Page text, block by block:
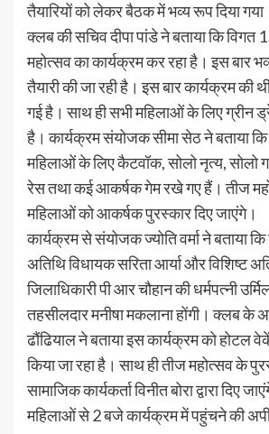
तैयारियों को लेकर बैठक में भव्य रूप दिया
क्लब की सचिव दीपा पांडे ने बताया कि विगत
महोत्सव का कार्यक्रम कर रहा है। इस बार
तैयारी की जा रही है। इस बार कार्यक्रम की
गई है। साथ ही सभी महिलाओं के लिए ग्रीन
है। कार्यक्रम संयोजक सीमा सेठ ने बताया
महिलाओं के लिए कैटवॉक, सोलो नृत्य, सोलो
रेस तथा कई आकर्षक गेम रखे गए हैं। तीज
महिलाओं को आकर्षक पुरस्कार दिए जाएंगे।
कार्यक्रम से संयोजक ज्योति वर्मा ने बताया
अतिथि विधायक सरिता आर्या और विशिष्ट
जिलाधिकारी पी आर चौहान की धर्मपत्नी
तहसीलदार मनीषा मकलाना होंगी। क्लब के
ढौंढियाल ने बताया इस कार्यक्रम को होटल
किया जा रहा है। साथ ही तीज महोत्सव के
सामाजिक कार्यकर्ता विनीत बोरा द्वारा दिए
महिलाओं से 2 बजे कार्यक्रम में पहुंचने की